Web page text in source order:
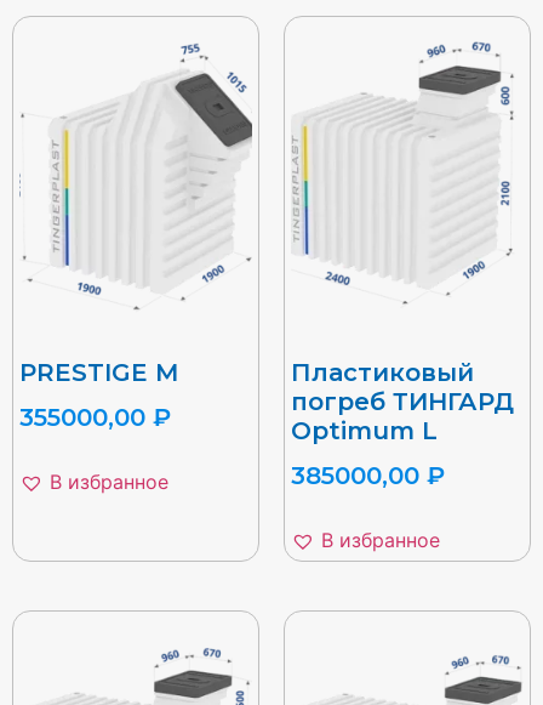
PRESTIGE M
355000,00 ₽
В избранное
Пластиковый
погреб ТИНГАРД
Optimum L
385000,00 ₽
В избранное